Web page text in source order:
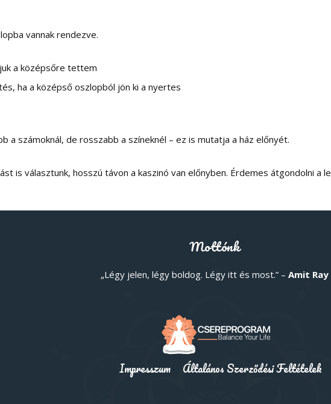
vannak rendezve.
a középsőre tettem
ha a középső oszlopból jön ki a nyertes
a számoknál, de rosszabb a színeknél – ez is mutatja a ház előnyét.
is választunk, hosszú távon a kaszinó van előnyben. Érdemes átgondolni
Mottónk
„Légy jelen, légy boldog. Légy itt és most.” – Amit Ray
Impresszum Általános Szerződési Feltételek